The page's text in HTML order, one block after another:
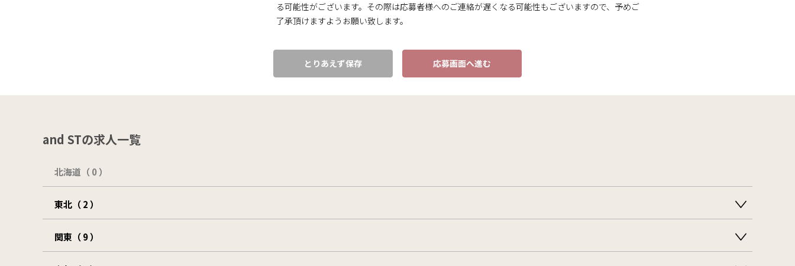
る可能性がございます。その際は応募者様へのご連絡が遅くなる可能性もございますので、予めご
了承頂けますようお願い致します。
とりあえず保存 応募画面へ進む
and STの求人一覧
北海道（ 0 ）
東北（ 2 ）
関東（ 9 ）